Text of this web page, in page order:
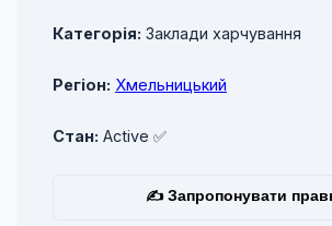
Категорія: Заклади харчування
Регіон: Хмельницький
Стан: Active ✅
✍ Запропонувати